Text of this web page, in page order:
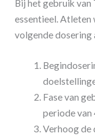
Bij het gebruik
essentieel. Atleten
volgende dosering
Fase van
periode van
Verhoog de